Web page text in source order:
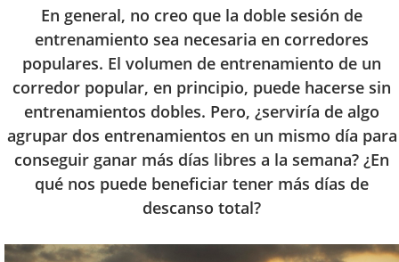
En general, no creo que la doble sesión de
entrenamiento sea necesaria en corredores
populares. El volumen de entrenamiento de un
corredor popular, en principio, puede hacerse sin
entrenamientos dobles. Pero, ¿serviría de algo
agrupar dos entrenamientos en un mismo día para
conseguir ganar más días libres a la semana? ¿En
qué nos puede beneficiar tener más días de
descanso total?